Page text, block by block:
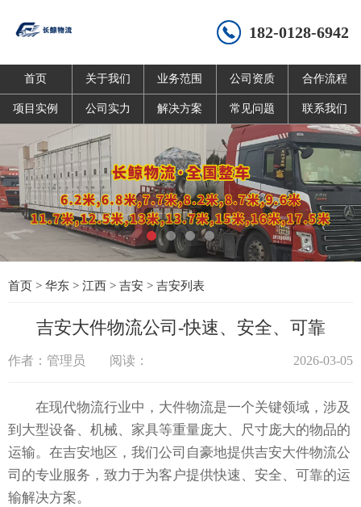
182-0128-6942
首页 关于我们 业务范围 公司资质 合作流程
项目实例 公司实力 解决方案 常见问题 联系我们
首页 > 华东 > 江西 > 吉安 > 吉安列表
吉安大件物流公司-快速、安全、可靠
作者：管理员 阅读： 2026-03-05
在现代物流行业中，大件物流是一个关键领域，涉及
到大型设备、机械、家具等重量庞大、尺寸庞大的物品的
运输。在吉安地区，我们公司自豪地提供吉安大件物流公
司的专业服务，致力于为客户提供快速、安全、可靠的运
输解决方案。